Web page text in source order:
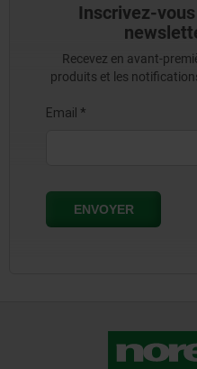
Inscrivez-
Recevez en avant-
produits et les